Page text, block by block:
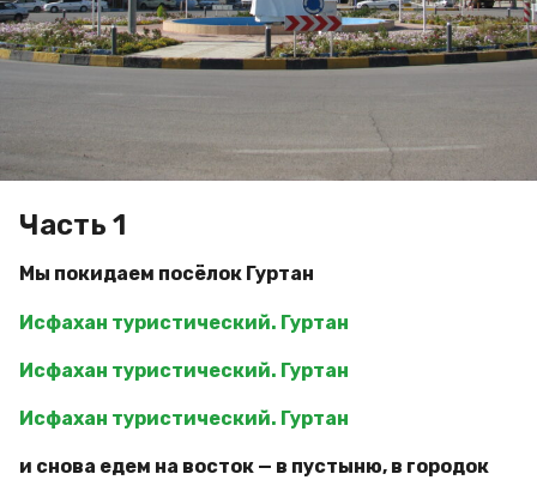
g
o
и
м
и
Часть 1
Мы покидаем посёлок Гуртан
Исфахан туристический. Гуртан
Исфахан туристический. Гуртан
Исфахан туристический. Гуртан
и снова едем на восток — в пустыню, в городок